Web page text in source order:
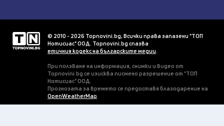
© 2010 - 2026 Topnovini.bg, Всички права запазени "ТОП
Нотисиас" ООД. Topnovini.bg спазва
етичния кодекс на българските медии.
При ползване на информация, снимки и видео от
Topnovini.bg се изисква писмено разрешение от "ТОП
Нотисиас" ООД.
Прогнозата за времето се предоставя благодарение на
OpenWeatherMap.